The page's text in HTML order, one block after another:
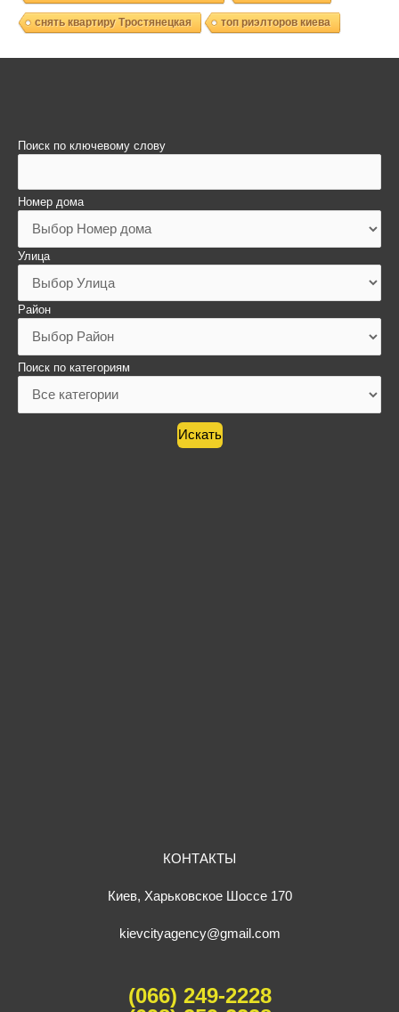
снять квартиру Тростянецкая топ риэлторов киева
Поиск по ключевому слову
Номер дома
Улица
Район
Поиск по категориям
КОНТАКТЫ
Киев, Харьковское Шоссе 170
kievcityagency@gmail.com
(066) 249-2228